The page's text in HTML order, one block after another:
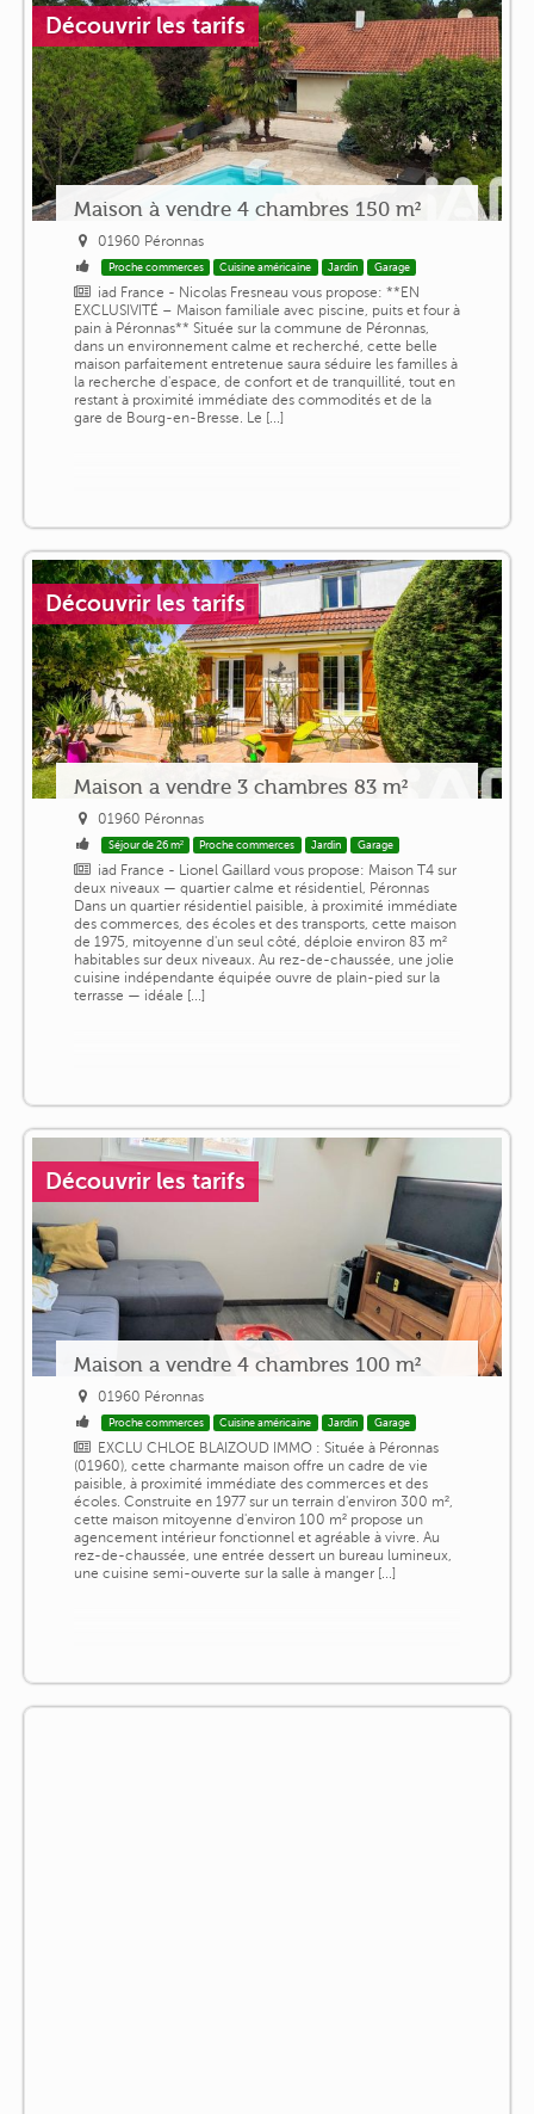
Découvrir les tarifs
Maison à vendre 4 chambres 150 m²
01960 Péronnas
Proche commerces Cuisine américaine Jardin Garage
iad France - Nicolas Fresneau vous propose: **EN
EXCLUSIVITÉ – Maison familiale avec piscine, puits et four à
pain à Péronnas** Située sur la commune de Péronnas,
dans un environnement calme et recherché, cette belle
maison parfaitement entretenue saura séduire les familles à
la recherche d'espace, de confort et de tranquillité, tout en
restant à proximité immédiate des commodités et de la
gare de Bourg-en-Bresse. Le [...]
Découvrir les tarifs
Maison a vendre 3 chambres 83 m²
01960 Péronnas
Séjour de 26 m² Proche commerces Jardin Garage
iad France - Lionel Gaillard vous propose: Maison T4 sur
deux niveaux — quartier calme et résidentiel, Péronnas
Dans un quartier résidentiel paisible, à proximité immédiate
des commerces, des écoles et des transports, cette maison
de 1975, mitoyenne d'un seul côté, déploie environ 83 m²
habitables sur deux niveaux. Au rez-de-chaussée, une jolie
cuisine indépendante équipée ouvre de plain-pied sur la
terrasse — idéale [...]
Découvrir les tarifs
Maison a vendre 4 chambres 100 m²
01960 Péronnas
Proche commerces Cuisine américaine Jardin Garage
EXCLU CHLOE BLAIZOUD IMMO : Située à Péronnas
(01960), cette charmante maison offre un cadre de vie
paisible, à proximité immédiate des commerces et des
écoles. Construite en 1977 sur un terrain d'environ 300 m²,
cette maison mitoyenne d'environ 100 m² propose un
agencement intérieur fonctionnel et agréable à vivre. Au
rez-de-chaussée, une entrée dessert un bureau lumineux,
une cuisine semi-ouverte sur la salle à manger [...]